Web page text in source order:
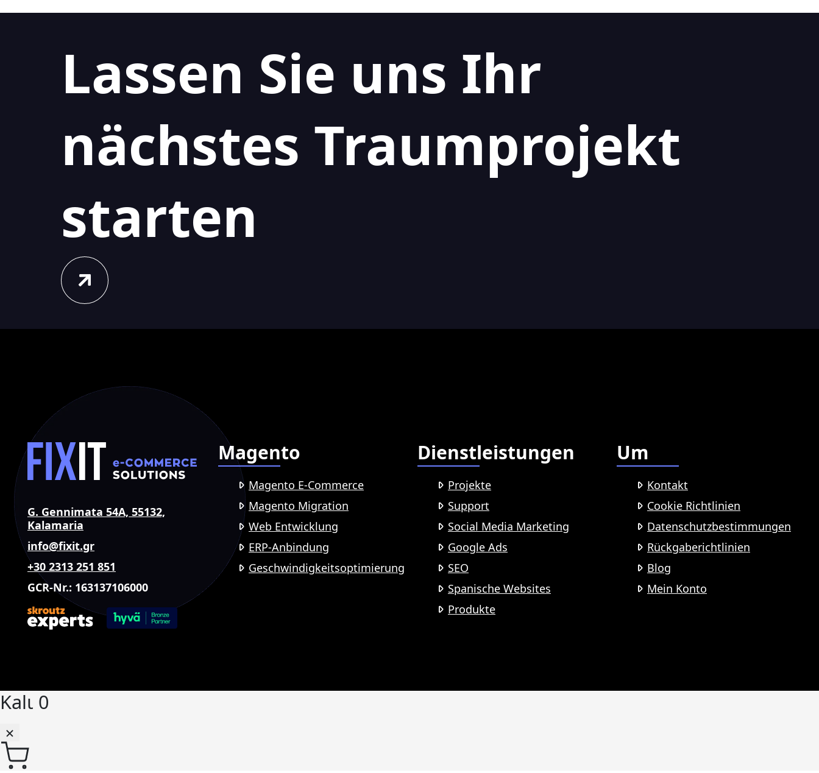
Lassen Sie uns Ihr
nächstes Traumprojekt
starten
G. Gennimata 54A, 55132,
Kalamaria
info@fixit.gr
+30 2313 251 851
GCR-Nr.: 163137106000
Magento
Magento E-Commerce
Magento Migration
Web Entwicklung
ERP-Anbindung
Geschwindigkeitsoptimierung
Dienstleistungen
Projekte
Support
Social Media Marketing
Google Ads
SEO
Spanische Websites
Produkte
Um
Kontakt
Cookie Richtlinien
Datenschutzbestimmungen
Rückgaberichtlinien
Blog
Mein Konto
Kalι 0